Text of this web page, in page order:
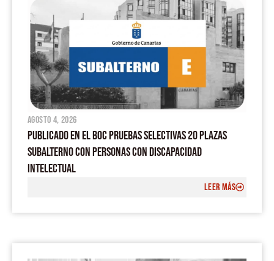
agosto 4, 2026
PUBLICADO EN EL BOC PRUEBAS SELECTIVAS 20 PLAZAS
SUBALTERNO CON PERSONAS CON DISCAPACIDAD
INTELECTUAL
LEER MÁS